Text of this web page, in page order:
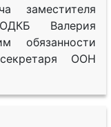
заместителя
Валерия
обязанности
ООН